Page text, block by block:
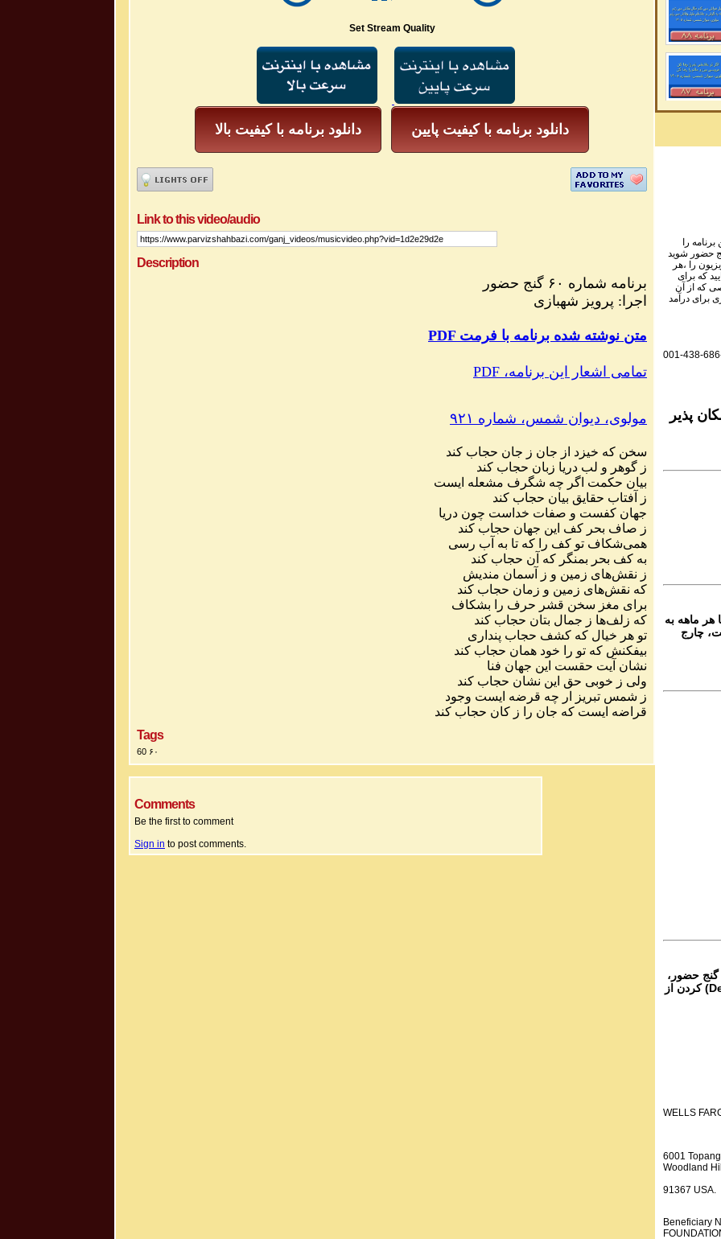
Set Stream Quality
دانلود برنامه با کیفیت بالا دانلود برنامه با کیفیت پایین
Link to this video/audio
Description
برنامه شماره ۶۰ گنج حضور
اجرا: پرویز شهبازی
PDF متن نوشته شده برنامه با فرمت
PDF ،تمامی اشعار این برنامه
مولوی، دیوان شمس، شماره ۹۲۱
سخن که خیزد از جان ز جان حجاب کند
ز گوهر و لب دریا زبان حجاب کند
بیان حکمت اگر چه شگرف مشعله ایست
ز آفتاب حقایق بیان حجاب کند
جهان کفست و صفات خداست چون دریا
ز صاف بحر کف این جهان حجاب کند
همی‌شکاف تو کف را که تا به آب رسی
به کف بحر بمنگر که آن حجاب کند
ز نقش‌های زمین و ز آسمان مندیش
که نقش‌های زمین و زمان حجاب کند
برای مغز سخن قشر حرف را بشکاف
که زلف‌ها ز جمال بتان حجاب کند
تو هر خیال که کشف حجاب پنداری
بیفکنش که تو را خود همان حجاب کند
نشان آیت حقست این جهان فنا
ولی ز خوبی حق این نشان حجاب کند
ز شمس تبریز ار چه قرضه ایست وجود
قراضه ایست که جان را ز کان حجاب کند
Tags
60 ۶۰
Comments
Be the first to comment
Sign in to post comments.
را
حضور شوید
را ،هر
که برای
که از آن
برای درآمد
001-438-
پذیر
هر ماهه به
چارج
گنج حضور،
از تمام نقاط دنیا غیر از ایران، یا واریز (Deposit) کردن از
WELLS
6001
Woodland
91367 USA.
Beneficiary